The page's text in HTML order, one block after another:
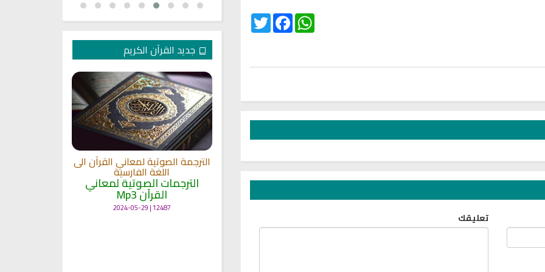
Twitter
FacebookWhatsApp
تعليقك
جديد القرآن الكريم
تلاوة جديدة للشيخ مشاري
العفاسي تهتز لها القلوب
13813 | 2024-05-29
ترجمة معاني القرآن صوت الى اللغة
الترجمات الصوتية لمعاني
7158 | 2024-05-29
الترجمة الصوتية لمعاني القرآن الى
اللغة الفارسية
الترجمات الصوتية لمعاني
القرآن Mp3
12487 | 2024-05-29